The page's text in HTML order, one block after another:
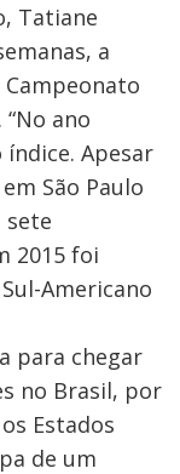
Tatiane
a
Campeonato
ano
índice. Apesar
São Paulo
sete
2015 foi
Americano
para chegar
no Brasil, por
Estados
de um